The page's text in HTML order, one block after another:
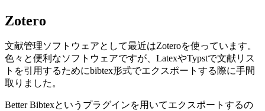
Zotero
文献管理ソフトウェアとして最近はZoteroを使っています。
色々と便利なソフトウェアですが、LatexやTypstで文献リス
トを引用するためにbibtex形式でエクスポートする際に手間
取りました。
Better Bibtexというプラグインを用いてエクスポートするの